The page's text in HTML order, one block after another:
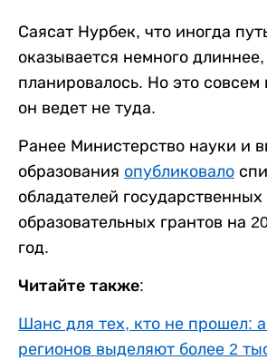
Саясат Нурбек, что иногда
оказывается немного
планировалось. Но это совсем
он ведет не туда.
Ранее Министерство науки и
образования опубликовало
обладателей государственных
образовательных грантов на
год.
Читайте также:
Шанс для тех, кто не прошел:
регионов выделяют более 2